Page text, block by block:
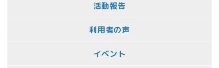
活動報告
利用者の声
イベント